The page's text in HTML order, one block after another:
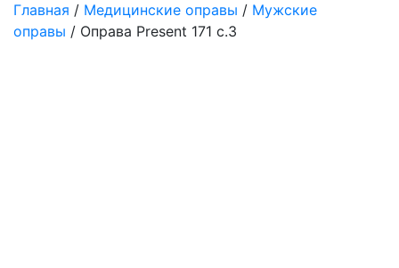
Главная / Медицинские оправы / Мужские
оправы / Оправа Present 171 с.3